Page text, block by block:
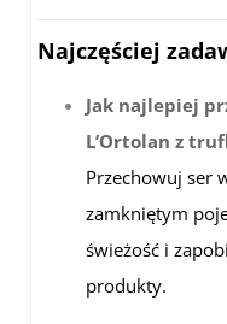
Najczęściej
Jak najlepiej
L’Ortolan z
Przechowuj ser
zamkniętym
świeżość i
produkty.